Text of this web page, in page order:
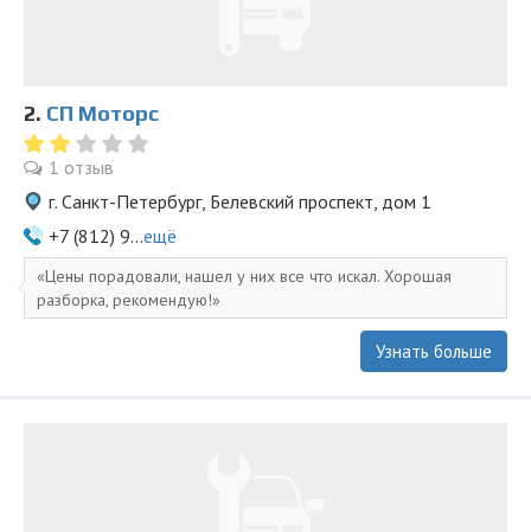
2. СП Моторс
1 отзыв
г. Санкт-Петербург, Белевский проспект, дом 1
+7 (812) 9...ещё
Цены порадовали, нашел у них все что искал. Хорошая
разборка, рекомендую!
Узнать больше